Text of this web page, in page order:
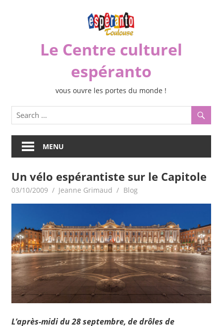
Le Centre culturel
espéranto
vous ouvre les portes du monde !
MENU
Un vélo espérantiste sur le Capitole
03/10/2009 Jeanne Grimaud Blog
L’après-midi du 28 septembre, de drôles de